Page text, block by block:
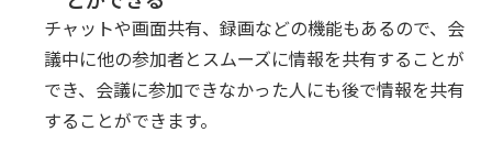
チャットや画面共有、録画などの機能もあるので、会
議中に他の参加者とスムーズに情報を共有することが
でき、会議に参加できなかった人にも後で情報を共有
することができます。